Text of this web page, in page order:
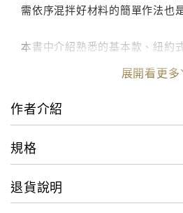
需依序混拌好材料的簡單作法也
本書中介紹熟悉的基本款、紐約
入水果、堅果類等各式各樣的類
熱烤式乳酪蛋糕。而以明膠凝固
糕，不用烤箱即可輕鬆完成，風
滑，除了標準型、濃厚型、清爽
等受歡迎的沁涼甜點共17款。
在悠閒的午後，不妨泡上一杯濃
展開看更多
作者介紹
規格
退貨說明